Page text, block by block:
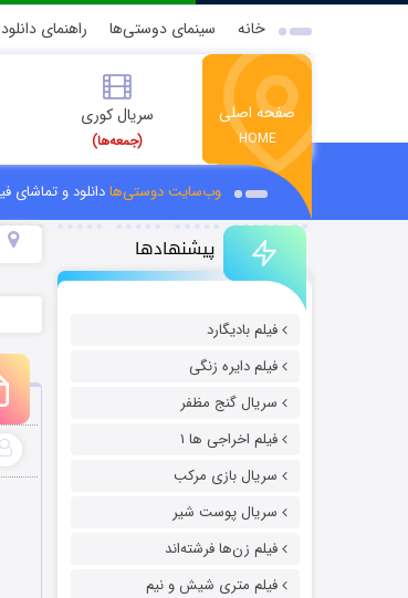
خانه سینمای دوستی‌ها راهنمای دانلود
صفحه اصلی
HOME
سریال کوری
(جمعه‌ها)
وب‌سایت دوستی‌هادانلود و تماشای
پیشنهادها
فیلم بادیگارد
فیلم دایره زنگی
سریال گنج مظفر
فیلم اخراجی ها ۱
سریال بازی مرکب
سریال پوست شیر
فیلم زن‌ها فرشته‌اند
فیلم متری شیش و نیم